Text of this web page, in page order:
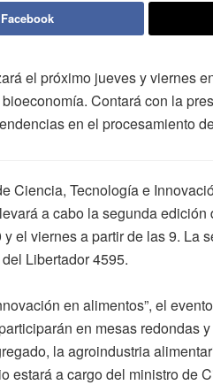
el próximo jueves y viernes
Contará con la
en el procesamiento
Ciencia, Tecnología e
a cabo la segunda
el viernes a partir de las 9. La
Libertador 4595.
en alimentos”, el
en mesas redondas
la agroindustria
estará a cargo del ministro de